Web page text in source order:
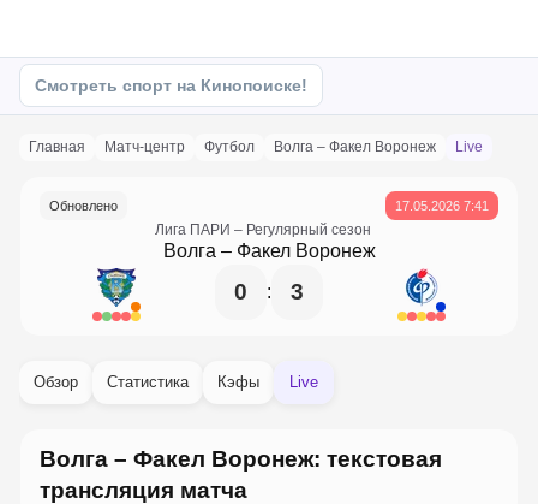
Смотреть спорт на Кинопоиске!
Главная матч-центр Футбол Волга – Факел Воронеж Live
Обновлено 17.05.2026 7:41
Лига ПАРИ – Регулярный сезон
Волга – Факел Воронеж
0 : 3
Обзор Статистика Кэфы Live
Волга – Факел Воронеж: текстовая
трансляция матча